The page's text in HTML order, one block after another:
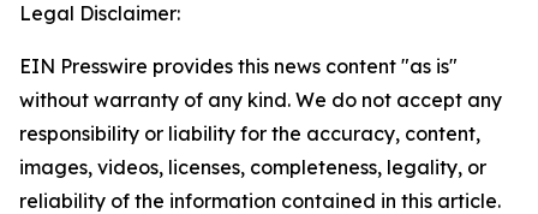
Legal Disclaimer:
EIN Presswire provides this news content "as is"
without warranty of any kind. We do not accept any
responsibility or liability for the accuracy, content,
images, videos, licenses, completeness, legality, or
reliability of the information contained in this article.